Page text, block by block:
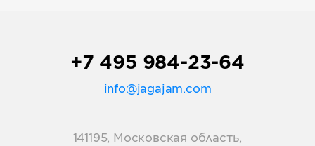
+7 495 984-23-64
info@jagajam.com
141195, Московская область,